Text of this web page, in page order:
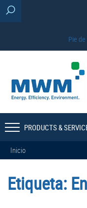
Pie
PRODUCTS &
Inicio
Etiqueta: